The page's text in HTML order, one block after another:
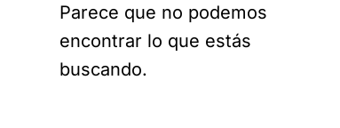
Parece que no podemos
encontrar lo que estás
buscando.